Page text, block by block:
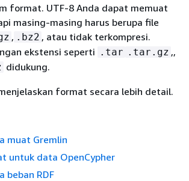
format. UTF-8 Anda dapat memuat
masing-masing harus berupa file
, .bz2 , atau tidak terkompresi.
ekstensi seperti .tar .tar.gz ,,
didukung.
format secara lebih detail.
muat Gremlin
untuk data OpenCypher
beban RDF